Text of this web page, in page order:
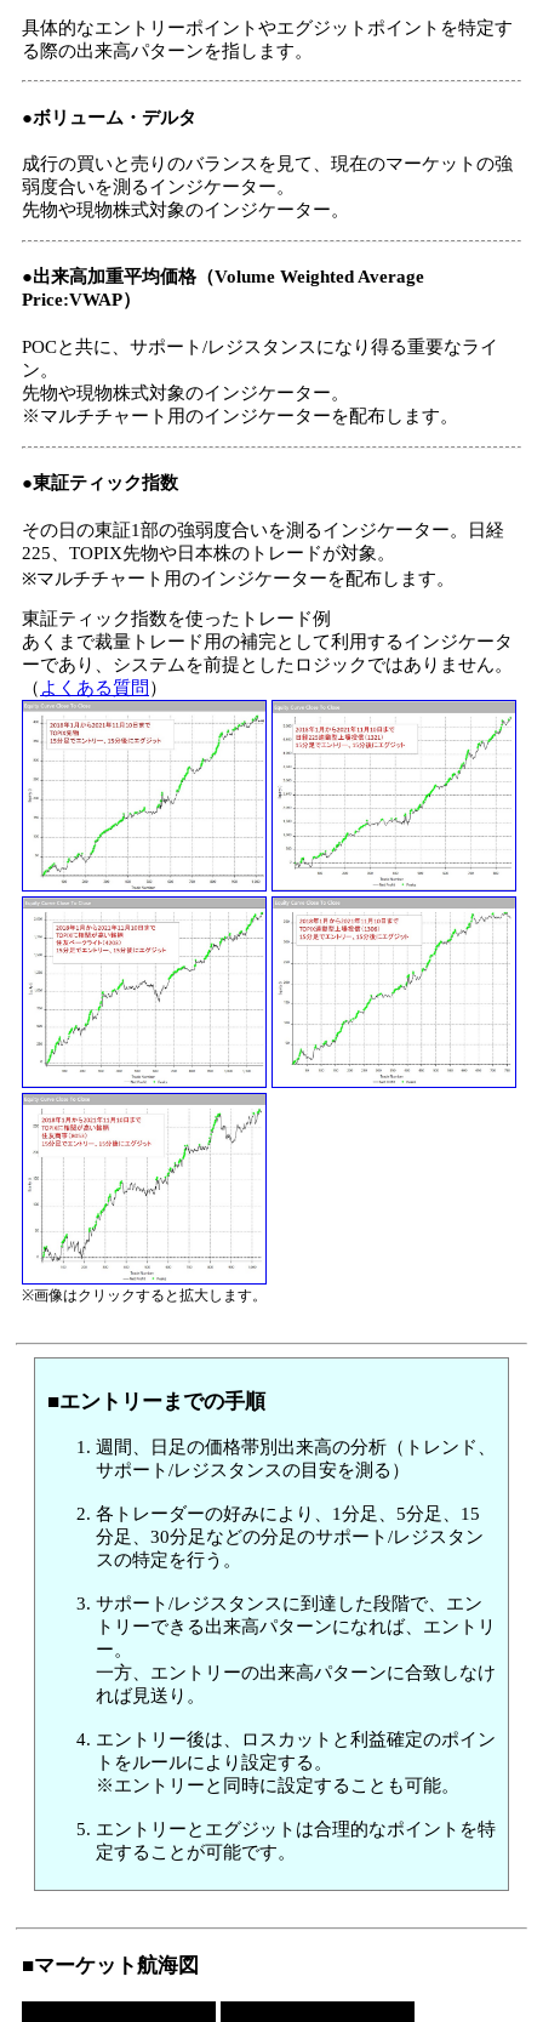
具体的なエントリーポイントやエグジットポイントを特定す
る際の出来高パターンを指します。
●ボリューム・デルタ
成行の買いと売りのバランスを見て、現在のマーケットの強
弱度合いを測るインジケーター。
先物や現物株式対象のインジケーター。
●出来高加重平均価格（Volume Weighted Average
Price:VWAP）
POCと共に、サポート/レジスタンスになり得る重要なライ
ン。
先物や現物株式対象のインジケーター。
※マルチチャート用のインジケーターを配布します。
●東証ティック指数
その日の東証1部の強弱度合いを測るインジケーター。日経
225、TOPIX先物や日本株のトレードが対象。
※マルチチャート用のインジケーターを配布します。
東証ティック指数を使ったトレード例
あくまで裁量トレード用の補完として利用するインジケータ
ーであり、システムを前提としたロジックではありません。
（ よくある質問 ）
※画像はクリックすると拡大します。
■エントリーまでの手順
週間、日足の価格帯別出来高の分析（トレンド、
サポート/レジスタンスの目安を測る）
各トレーダーの好みにより、1分足、5分足、15
分足、30分足などの分足のサポート/レジスタン
スの特定を行う。
サポート/レジスタンスに到達した段階で、エン
トリーできる出来高パターンになれば、エントリ
ー。
一方、エントリーの出来高パターンに合致しなけ
れば見送り。
エントリー後は、ロスカットと利益確定のポイン
トをルールにより設定する。
※エントリーと同時に設定することも可能。
エントリーとエグジットは合理的なポイントを特
定することが可能です。
■マーケット航海図